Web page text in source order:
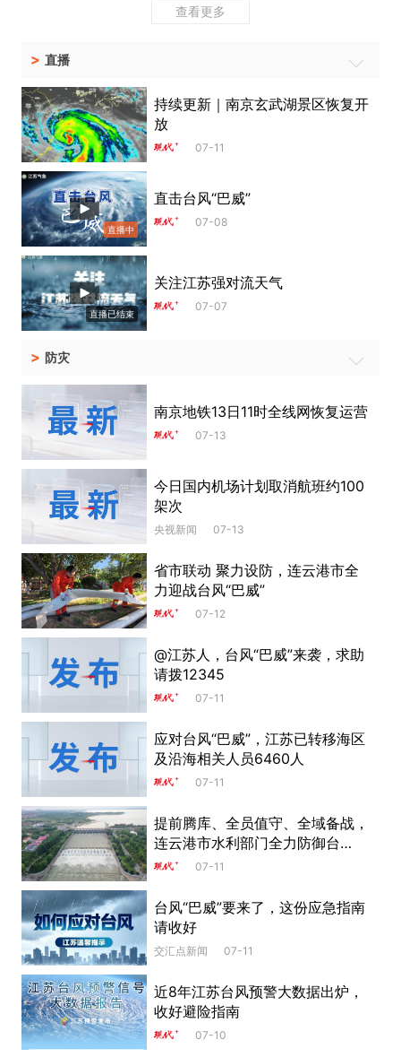
查看更多
> 直播
持续更新｜南京玄武湖景区恢复开
放
07-11
直播中
直击台风“巴威”
07-08
直播已结束
关注江苏强对流天气
07-07
> 防灾
南京地铁13日11时全线网恢复运营
07-13
今日国内机场计划取消航班约100
架次
央视新闻 07-13
省市联动 聚力设防，连云港市全
力迎战台风“巴威”
07-12
@江苏人，台风“巴威”来袭，求助
请拨12345
07-11
应对台风“巴威”，江苏已转移海区
及沿海相关人员6460人
07-11
提前腾库、全员值守、全域备战，
连云港市水利部门全力防御台
风“巴威”07-11
台风“巴威”要来了，这份应急指南
请收好
交汇点新闻 07-11
近8年江苏台风预警大数据出炉，
收好避险指南
07-10